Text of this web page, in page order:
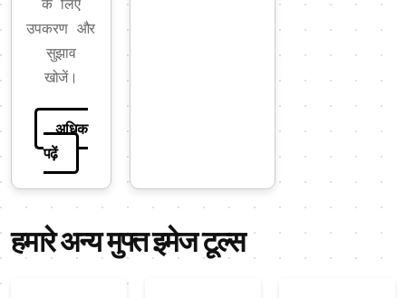
के लिए
उपकरण और
सुझाव
खोजें।
अधिक
पढ़ें
हमारे अन्य मुफ्त इमेज टूल्स